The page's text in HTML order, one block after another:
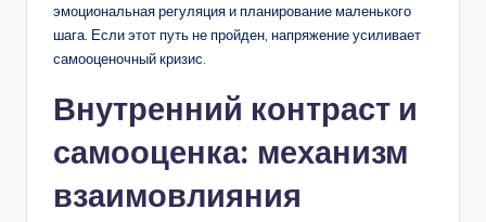
эмоциональная регуляция и планирование маленького
шага. Если этот путь не пройден, напряжение усиливает
самооценочный кризис.
Внутренний контраст и
самооценка: механизм
взаимовлияния